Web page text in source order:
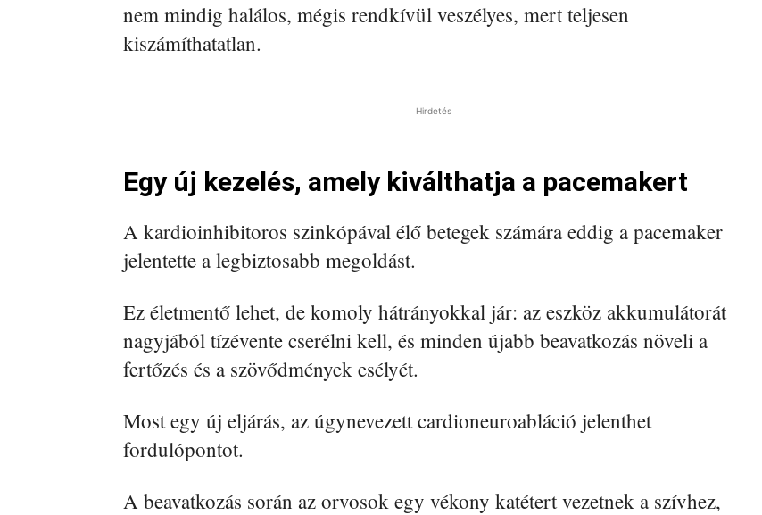
nem mindig halálos, mégis rendkívül veszélyes, mert teljesen
kiszámíthatatlan.
Hirdetés
Egy új kezelés, amely kiválthatja a pacemakert
A kardioinhibitoros szinkópával élő betegek számára eddig a pacemaker
jelentette a legbiztosabb megoldást.
Ez életmentő lehet, de komoly hátrányokkal jár: az eszköz akkumulátorát
nagyjából tízévente cserélni kell, és minden újabb beavatkozás növeli a
fertőzés és a szövődmények esélyét.
Most egy új eljárás, az úgynevezett cardioneuroabláció jelenthet
fordulópontot.
A beavatkozás során az orvosok egy vékony katétert vezetnek a szívhez,